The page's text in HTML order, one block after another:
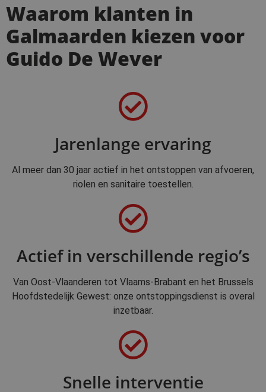
Waarom klanten in
Galmaarden kiezen voor
Guido De Wever
Jarenlange ervaring
Al meer dan 30 jaar actief in het ontstoppen van afvoeren,
riolen en sanitaire toestellen.
Actief in verschillende regio’s
Van Oost-Vlaanderen tot Vlaams-Brabant en het Brussels
Hoofdstedelijk Gewest: onze ontstoppingsdienst is overal
inzetbaar.
Snelle interventie